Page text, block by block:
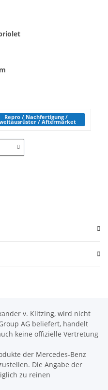
Repro / Nachfertigung /
/ Aftermarket
v. Klitzing, wird nicht
AG beliefert, handelt
keine offizielle Vertretung
der Mercedes-Benz
Die Angabe der
zu reinen